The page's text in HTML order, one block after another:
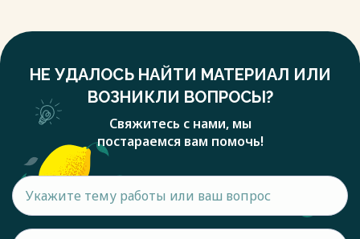
НЕ УДАЛОСЬ НАЙТИ МАТЕРИАЛ ИЛИ
ВОЗНИКЛИ ВОПРОСЫ?
Свяжитесь с нами, мы
постараемся вам помочь!